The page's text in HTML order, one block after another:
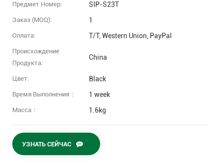
Предмет Номер: SIP-S23T
Заказ (MOQ): 1
Оплата: T/T, Western Union, PayPal
Происхождение
Продукта:
China
Цвет: Black
Время Выполнения： 1 week
Масса： 1.6kg
УЗНАТЬ СЕЙЧАС